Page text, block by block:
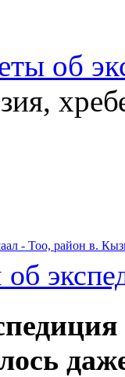
об
- Тоо, район в.